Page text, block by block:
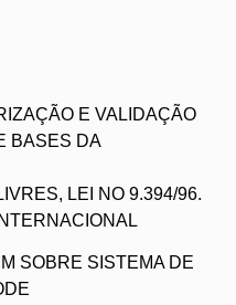
E VALIDAÇÃO
BASES DA
LEI NO 9.394/96.
SOBRE SISTEMA DE